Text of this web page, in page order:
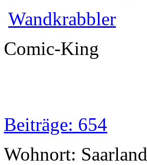
Wandkrabbler
Comic-King
Beiträge: 654
Wohnort: Saarland